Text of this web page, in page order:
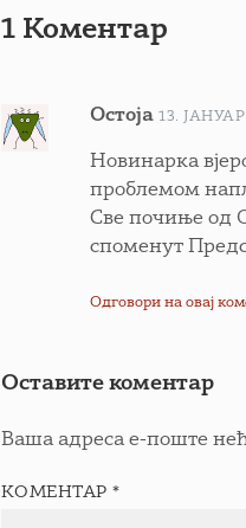
1 Коментар
Остоја 13.
Новинарка
проблемом
Све почиње од
споменут
Одговори на овај
Оставите коментар
Ваша адреса е-поште
КОМЕНТАР *